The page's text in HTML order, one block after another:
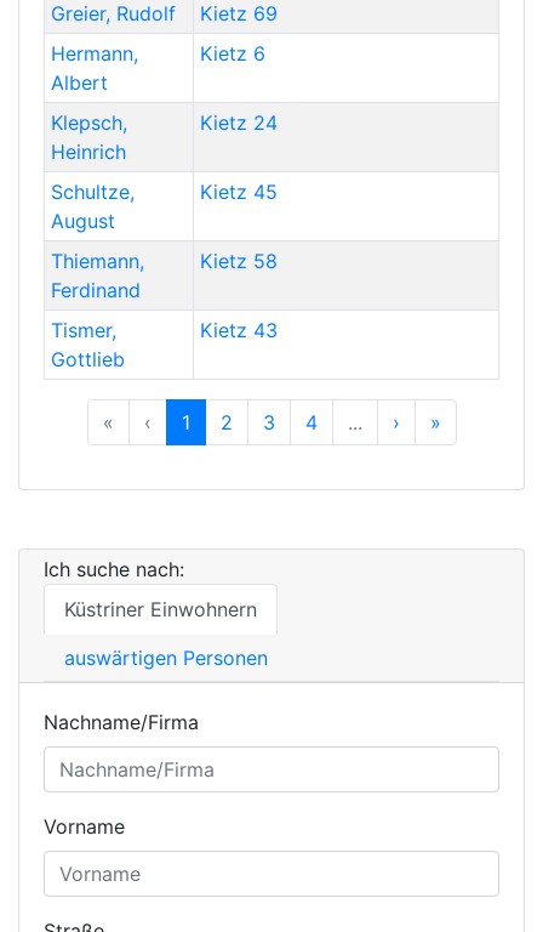
Greier, Rudolf
Kietz 69
Hermann,
Albert
Kietz 6
Klepsch,
Heinrich
Kietz 24
Schultze,
August
Kietz 45
Thiemann,
Ferdinand
Kietz 58
Tismer,
Gottlieb
Kietz 43
« Previous
‹Previous
1 2 3 4 ... ›Next
»Previous
Ich suche nach:
Küstriner Einwohnern
auswärtigen Personen
Nachname/Firma
Vorname